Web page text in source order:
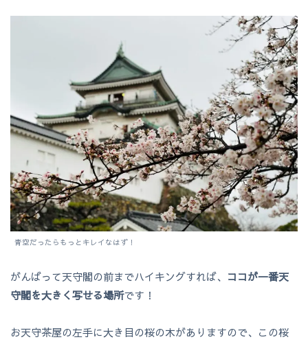
青空だったらもっとキレイなはず！
がんばって天守閣の前までハイキングすれば、 ココが一番天
守閣を大きく写せる場所です！
お天守茶屋の左手に大き目の桜の木がありますので、この桜